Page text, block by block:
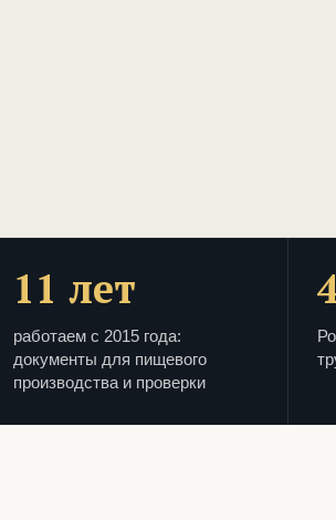
11 лет
работаем с 2015 года:
документы для пищевого
производства и проверки